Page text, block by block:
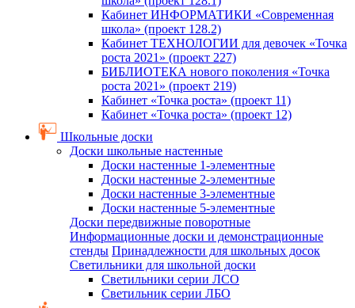
Кабинет ИНФОРМАТИКИ «Современная
школа» (проект 128.2)
Кабинет ТЕХНОЛОГИИ для девочек «Точка
роста 2021» (проект 227)
БИБЛИОТЕКА нового поколения «Точка
роста 2021» (проект 219)
Кабинет «Точка роста» (проект 11)
Кабинет «Точка роста» (проект 12)
Школьные доски
Доски школьные настенные
Доски настенные 1-элементные
Доски настенные 2-элементные
Доски настенные 3-элементные
Доски настенные 5-элементные
Доски передвижные поворотные
Информационные доски и демонстрационные
стенды Принадлежности для школьных досок
Светильники для школьной доски
Светильники серии ЛСО
Светильник серии ЛБО